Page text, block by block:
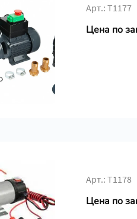
Арт.: Т1177
Цена по
Арт.: Т1178
Цена по